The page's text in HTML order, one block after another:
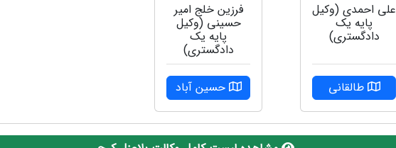
علی احمدی (وکیل
پایه یک
دادگستری)
طالقانی
فرزین خلج امیر
حسینی (وکیل
پایه یک
دادگستری)
حسین آباد